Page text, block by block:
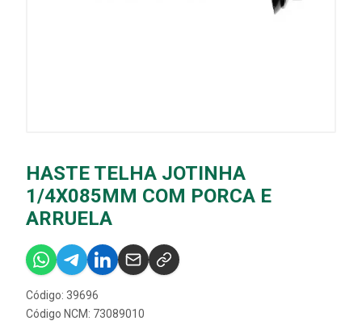
HASTE TELHA JOTINHA
1/4X085MM COM PORCA E
ARRUELA
Código: 39696
Código NCM: 73089010